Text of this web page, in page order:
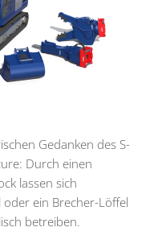
Gedanken des S-
Durch einen
lassen sich
ein Brecher-Löffel
betreiben.